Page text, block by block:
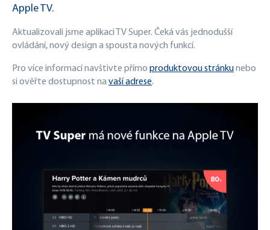
Apple TV.
Aktualizovali jsme aplikaci TV Super. Čeká vás jednodušší
ovládání, nový design a spousta nových funkcí.
Pro více informací navštivte přímo produktovou stránkunebo
si ověřte dostupnost navaší adrese.